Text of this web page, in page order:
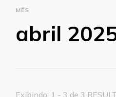
MÊS
abril
Exibindo: 1 - 3 de 3